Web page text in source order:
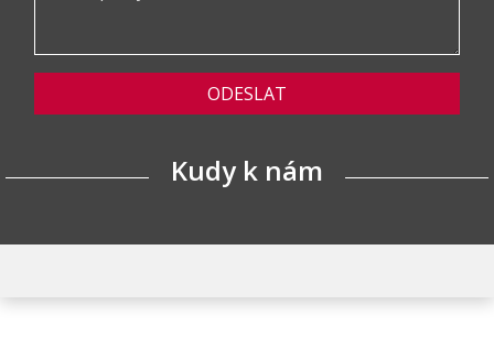
ODESLAT
Kudy k nám